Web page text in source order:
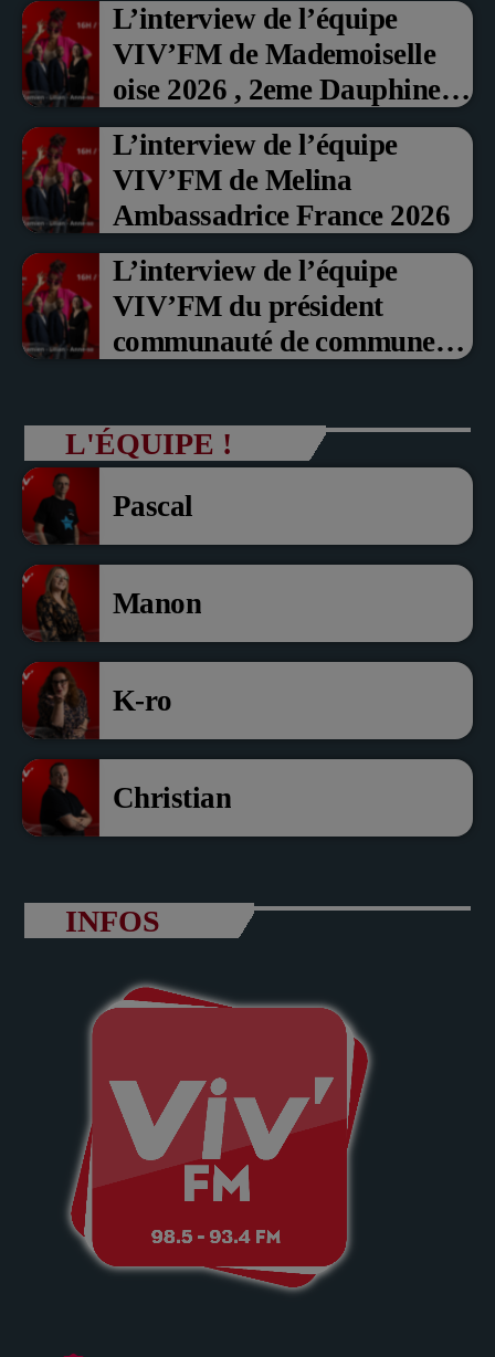
L’interview de l’équipe
VIV’FM de Mademoiselle
oise 2026 , 2eme Dauphine et
Prix du Public , Marche aux
fruits rouge Noyon 2026
L’interview de l’équipe
VIV’FM de Melina
Ambassadrice France 2026
L’interview de l’équipe
VIV’FM du président
communauté de communes
président com de com
L'ÉQUIPE !
Pascal
Manon
K-ro
Christian
INFOS